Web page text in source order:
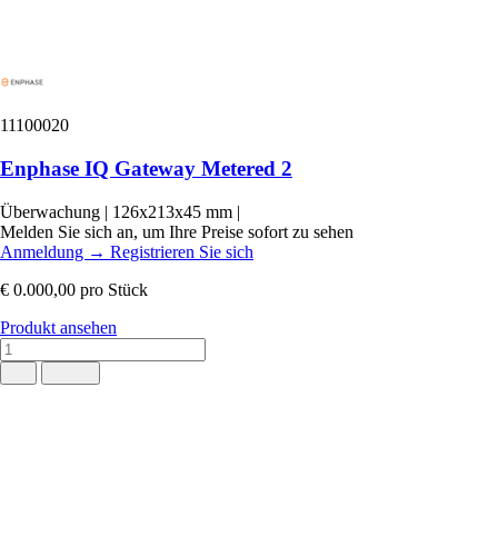
11100020
Enphase IQ Gateway Metered 2
Überwachung | 126x213x45 mm |
Melden Sie sich an, um Ihre Preise sofort zu sehen
Anmeldung → Registrieren Sie sich
€ 0.000,00 pro Stück
Produkt ansehen